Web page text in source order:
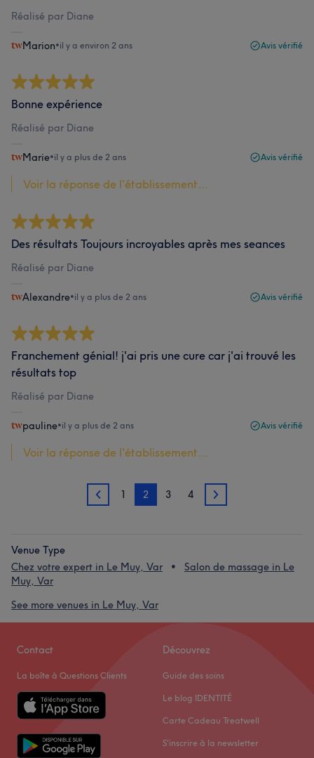
Réalisé par Diane
Marion•il y a environ 2 ans Avis vérifié
Bonne expérience
Réalisé par Diane
Marie•il y a plus de 2 ans Avis vérifié
Voir la réponse de l'établissement...
Des résultats Toujours incroyables après mes seances
Réalisé par Diane
Alexandre•il y a plus de 2 ans Avis vérifié
Franchement génial! j'ai pris une cure car j'ai trouvé les
résultats top
Réalisé par Diane
pauline•il y a plus de 2 ans Avis vérifié
Voir la réponse de l'établissement...
1 1 2 3 4 3
Venue Type
Chez votre expert in Le Muy, Var
Salon de massage in Le
Muy, Var
See more venues in Le Muy, Var
Contact
La boîte à Questions Clients
Découvrez
Guide des soins
Le blog IDENTITÉ
Carte Cadeau Treatwell
S'inscrire à la newsletter